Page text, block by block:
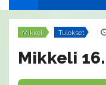
Mikkeli Tulokset
Mikkeli